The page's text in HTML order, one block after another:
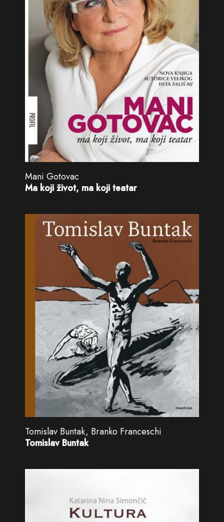
Mani Gotovac
Ma koji život, ma koji teatar
Tomislav Buntak, Branko Franceschi
Tomislav Buntak